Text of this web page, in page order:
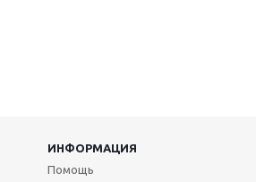
ИНФОРМАЦИЯ
Помощь